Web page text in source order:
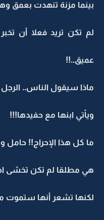
بينما مزنة تنهدت بعمق
لم تكن تريد فعلا أن
عميق..!!
ماذا سيقول الناس..
ويأتي ابنها مع حفيدها!!!
ما كل هذا الإحراج!!
هي مطلقا لم تكن تخشى
لكنها تشعر أنها ستموت